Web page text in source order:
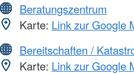
Beratungszentrum
Karte: Link zur Google
Bereitschaften /
Karte: Link zur Google